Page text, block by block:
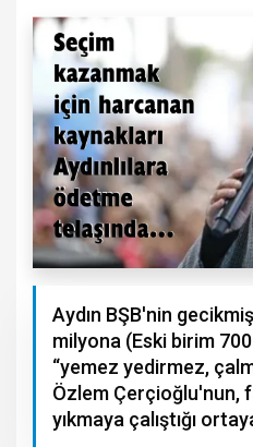
Aydın BŞB'nin
milyona (Eski birim
“yemez yedirmez,
Özlem Çerçioğlu'nun,
yıkmaya çalıştığı